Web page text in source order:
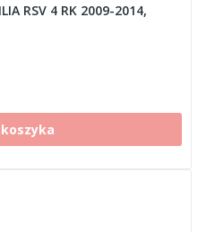
RSV 4 RK 2009-2014,